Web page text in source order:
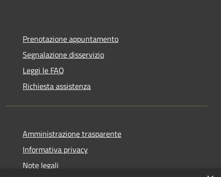
Prenotazione appuntamento
Segnalazione disservizio
Leggi le FAQ
Richiesta assistenza
Amministrazione trasparente
Informativa privacy
Note legali